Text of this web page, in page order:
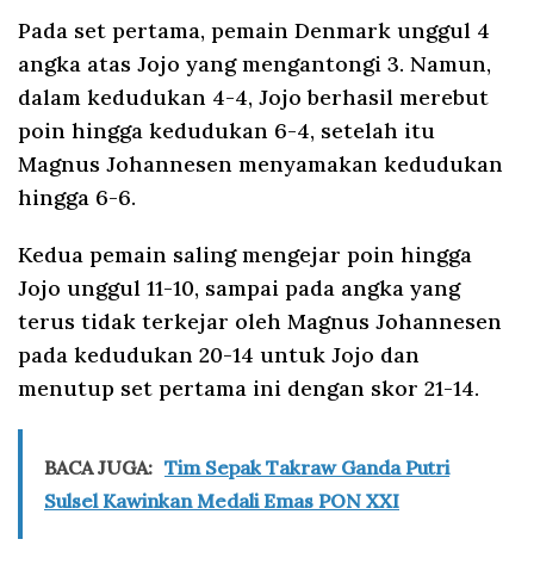
Pada set pertama, pemain Denmark unggul 4
angka atas Jojo yang mengantongi 3. Namun,
dalam kedudukan 4-4, Jojo berhasil merebut
poin hingga kedudukan 6-4, setelah itu
Magnus Johannesen menyamakan kedudukan
hingga 6-6.
Kedua pemain saling mengejar poin hingga
Jojo unggul 11-10, sampai pada angka yang
terus tidak terkejar oleh Magnus Johannesen
pada kedudukan 20-14 untuk Jojo dan
menutup set pertama ini dengan skor 21-14.
BACA JUGA: Tim Sepak Takraw Ganda Putri
Sulsel Kawinkan Medali Emas PON XXI